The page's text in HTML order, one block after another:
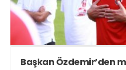
Başkan Özdemir’den